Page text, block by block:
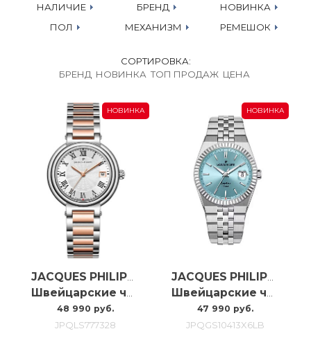
НАЛИЧИЕ БРЕНД
НОВИНКА
ПОЛ
МЕХАНИЗМ РЕМЕШОК
СОРТИРОВКА:
БРЕНД НОВИНКА ТОП ПРОДАЖ ЦЕНА
НОВИНКА
JACQUES PHILIPPE
Швейцарские часы Jacques Philippe Fabula JPQLS777328
48 990 руб.
JPQLS777328
НОВИНКА
JACQUES PHILIPPE
Швейцарские часы Jacques Philippe Virtus JPQGS10413X6LB
47 990 руб.
JPQGS10413X6LB